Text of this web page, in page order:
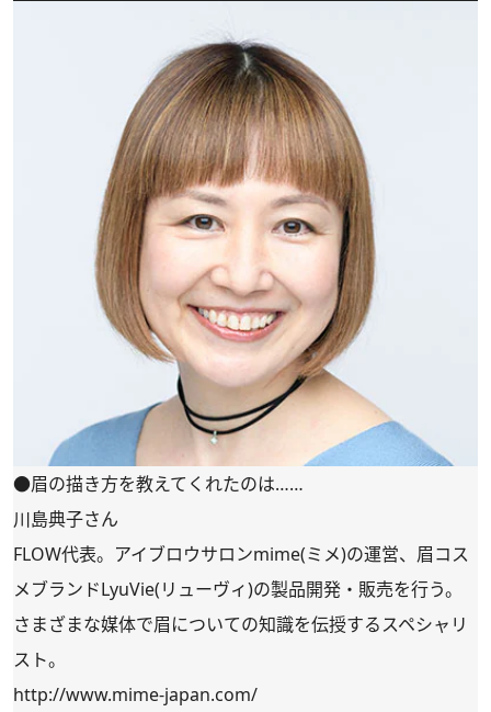
●眉の描き方を教えてくれたのは……
川島典子さん
FLOW代表。アイブロウサロンmime(ミメ)の運営、眉コス
メブランドLyuVie(リューヴィ)の製品開発・販売を行う。
さまざまな媒体で眉についての知識を伝授するスペシャリ
スト。
http://www.mime-japan.com/